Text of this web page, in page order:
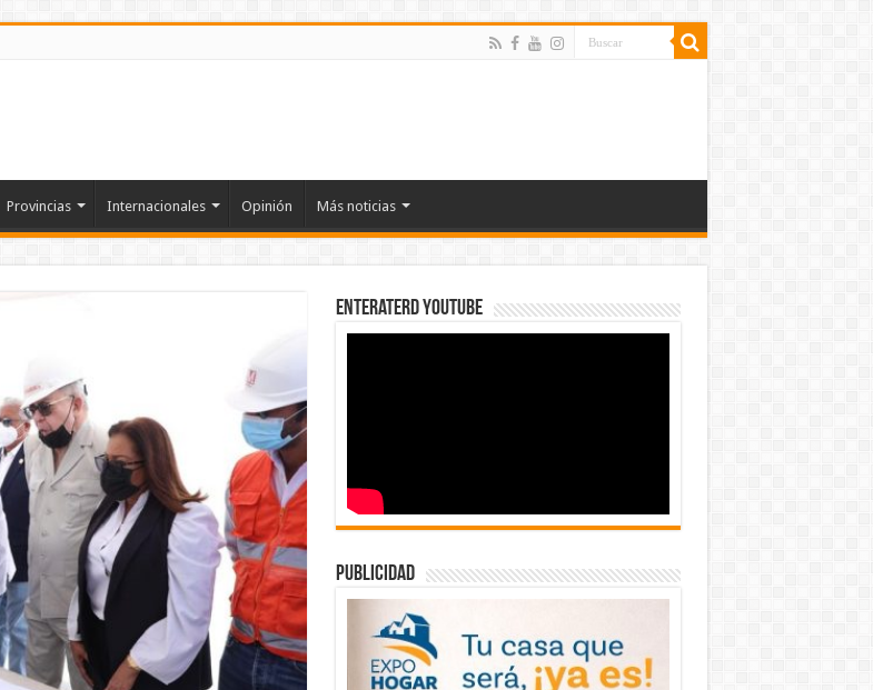
Provincias Internacionales Opinión Más noticias
EnterateRD YOUTUBE
publicidad